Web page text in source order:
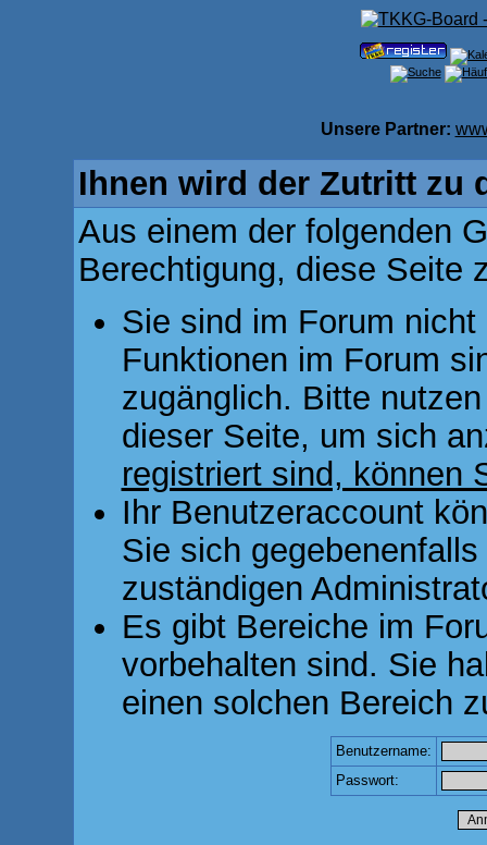
Unsere Partner:
Ihnen wird der Zutritt zu
Aus einem der folgenden
Berechtigung, diese Seite
Sie sind im Forum
Funktionen im Forum
zugänglich. Bitte
dieser Seite, um sich
registriert sind, können
Ihr Benutzeraccount
Sie sich
zuständigen
Es gibt Bereiche im
vorbehalten sind. Sie
einen solchen Bereich
Benutzername:
Passwort: